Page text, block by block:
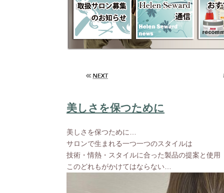
美しさを保つために
美しさを保つために…
サロンで生まれる一つ一つのスタイルは
技術・情熱・スタイルに合った製品の提案と使用
このどれもがかけてはならない…